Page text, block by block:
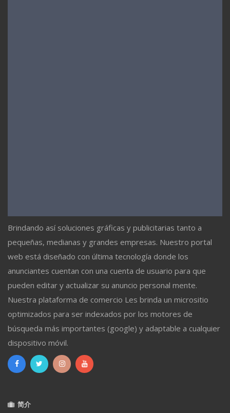
Brindando así soluciones gráficas y publicitarias tanto a
pequeñas, medianas y grandes empresas. Nuestro portal
web está diseñado con última tecnología donde los
anunciantes cuentan con una cuenta de usuario para que
pueden editar y actualizar su anuncio personal mente.
Nuestra plataforma de comercio Les brinda un micrositio
optimizados para ser indexados por los motores de
búsqueda más importantes (google) y adaptable a cualquier
dispositivo móvil.
简介